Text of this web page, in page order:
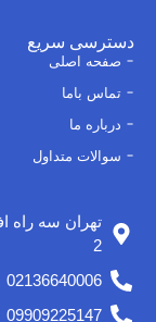
دسترسی سریع
صفحه اصلی
تماس باما
درباره ما
سوالات متداول
2
02136640006
09909225147